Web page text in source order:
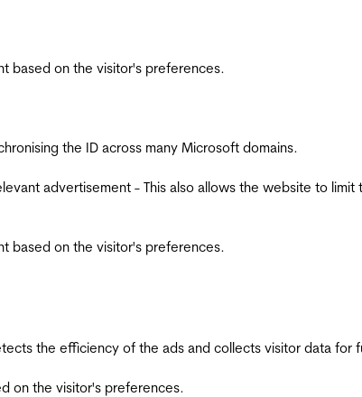
based on the visitor's preferences.
the ID across many Microsoft domains.
advertisement - This also allows the website to
based on the visitor's preferences.
the efficiency of the ads and collects visitor data for
on the visitor's preferences.